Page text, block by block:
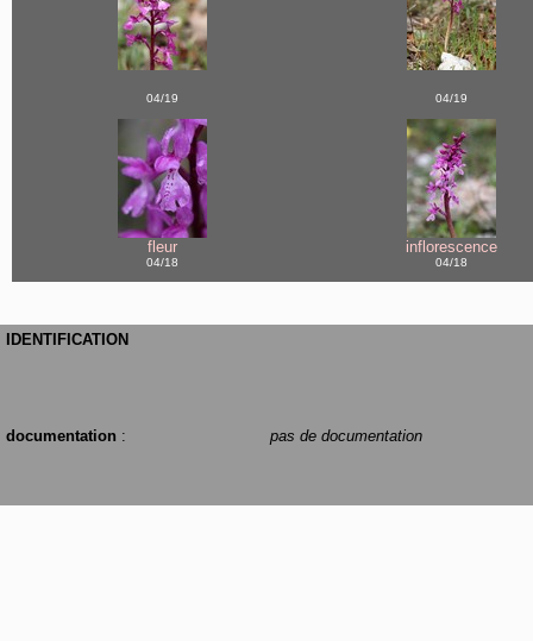
04/19 04/19
fleur
04/18
inflorescence
04/18
IDENTIFICATION
documentation : pas de documentation